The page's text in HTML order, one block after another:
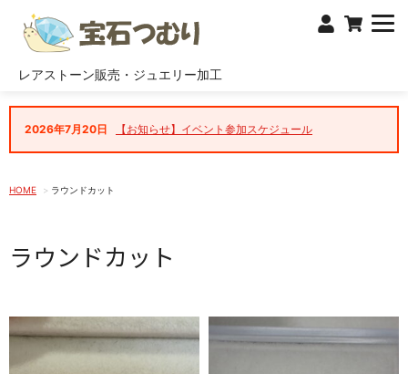
レアストーン販売・ジュエリー加工
2026年7月20日 【お知らせ】イベント参加スケジュール
HOME ラウンドカット
ラウンドカット